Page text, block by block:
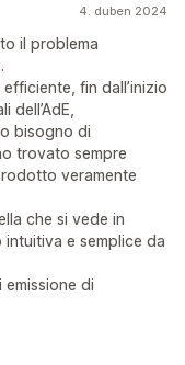
4. duben 2024
il problema
fin dall’inizio
dell’AdE,
bisogno di
trovato sempre
veramente
che si vede in
e semplice da
di